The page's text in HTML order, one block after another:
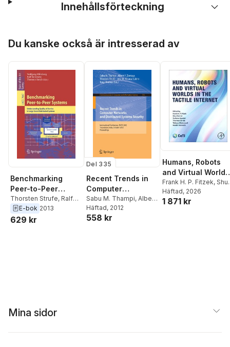
Innehållsförteckning
Du kanske också är intresserad av
Benchmarking
Peer-to-Peer
Systems
Thorsten Strufe, Ralf
Steinmetz,Wolfgang
Effelsberg
E-bok 2013
629 kr
Del 335
Recent Trends in
Computer
Networks and
Distributed
Systems Security
Sabu M. Thampi, Albert
Y. Zomaya,Thorsten
Strufe ,Jose M.
Häftad, 2012
558 kr
Humans, Robots
and Virtual Worlds
in the Tactile
Internet
Frank H. P. Fitzek,
Chen Li ,Stefanie
Speidel,Thorsten
Häftad, 2026
1 871 kr
Mina sidor